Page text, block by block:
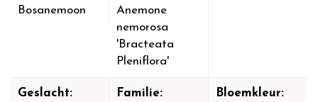
Bosanemoon
Anemone
nemorosa
'Bracteata
Pleniflora'
Geslacht:
Familie:
Bloemkleur: